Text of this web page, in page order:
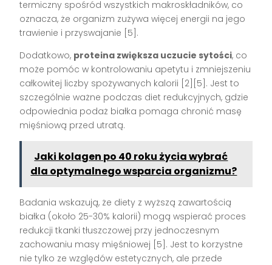
termiczny spośród wszystkich makroskładników, co
oznacza, że organizm zużywa więcej energii na jego
trawienie i przyswajanie [5].
Dodatkowo, proteina zwiększa uczucie sytości, co
może pomóc w kontrolowaniu apetytu i zmniejszeniu
całkowitej liczby spożywanych kalorii [2][5]. Jest to
szczególnie ważne podczas diet redukcyjnych, gdzie
odpowiednia podaż białka pomaga chronić masę
mięśniową przed utratą.
Jaki kolagen po 40 roku życia wybrać
dla optymalnego wsparcia organizmu?
Badania wskazują, że diety z wyższą zawartością
białka (około 25-30% kalorii) mogą wspierać proces
redukcji tkanki tłuszczowej przy jednoczesnym
zachowaniu masy mięśniowej [5]. Jest to korzystne
nie tylko ze względów estetycznych, ale przede